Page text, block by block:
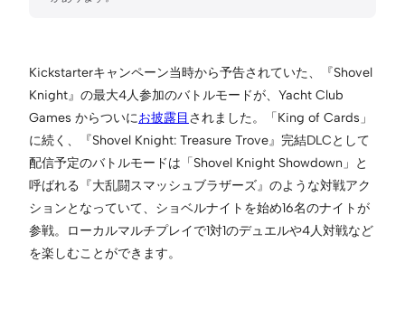
Kickstarterキャンペーン当時から予告されていた、『Shovel
Knight』の最大4人参加のバトルモードが、Yacht Club
Games からついにお披露目されました。「King of Cards」
に続く、『Shovel Knight: Treasure Trove』完結DLCとして
配信予定のバトルモードは「Shovel Knight Showdown」と
呼ばれる『大乱闘スマッシュブラザーズ』のような対戦アク
ションとなっていて、ショベルナイトを始め16名のナイトが
参戦。ローカルマルチプレイで1対1のデュエルや4人対戦など
を楽しむことができます。